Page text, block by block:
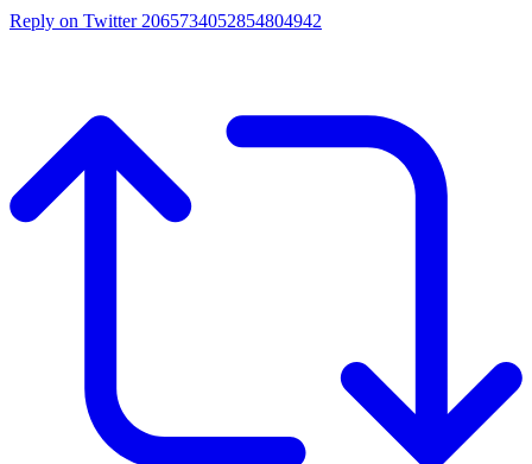
Reply on Twitter 2065734052854804942